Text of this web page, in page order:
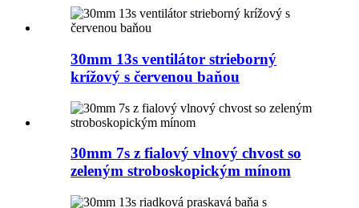
30mm 13s ventilátor strieborný
krížový s červenou baňou
30mm 7s z fialový vlnový chvost so
zeleným stroboskopickým mínom